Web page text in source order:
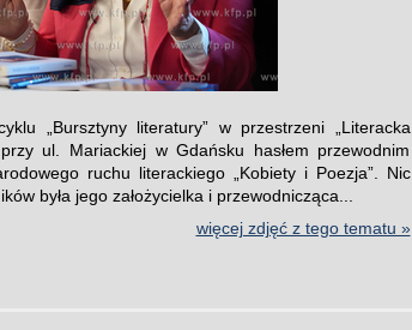
„Bursztyny literatury” w przestrzeni „Literacka
ul. Mariackiej w Gdańsku hasłem przewodnim
ruchu literackiego „Kobiety i Poezja”. Nic
była jego założycielka i przewodnicząca...
więcej zdjęć z tego tematu »